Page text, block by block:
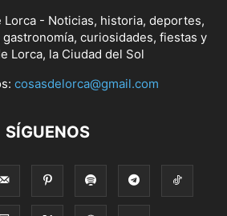
Lorca - Noticias, historia, deportes,
curiosidades, fiestas y
Lorca, la Ciudad del Sol
cosasdelorca@gmail.com
SÍGUENOS